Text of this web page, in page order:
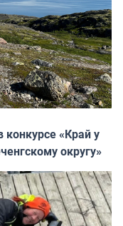
конкурсе «Край у
округу»